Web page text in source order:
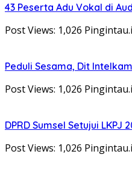
43 Peserta Adu Vokal di
Post Views: 1,026
Peduli Sesama, Dit
Post Views: 1,026
DPRD Sumsel Setujui
Post Views: 1,026